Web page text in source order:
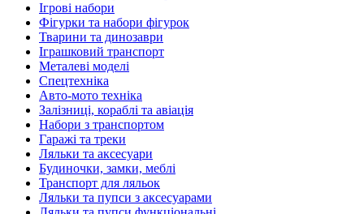
Ігрові набори
Фігурки та набори фігурок
Тварини та динозаври
Іграшковий транспорт
Металеві моделі
Спецтехніка
Авто-мото техніка
Залізниці, кораблі та авіація
Набори з транспортом
Гаражі та треки
Ляльки та аксесуари
Будиночки, замки, меблі
Транспорт для ляльок
Ляльки та пупси з аксесуарами